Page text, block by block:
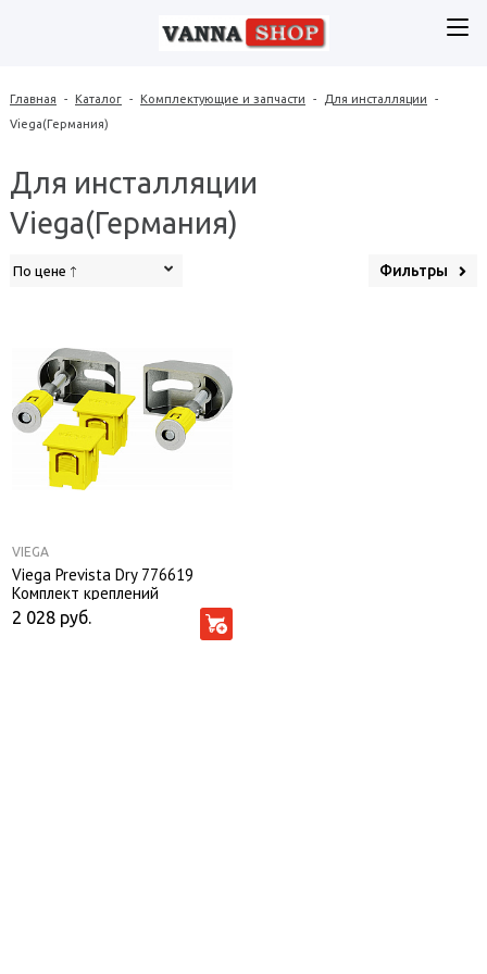
Главная - Каталог - Комплектующие и запчасти - Для инсталляции
-
Viega(Германия)
Для инсталляции
Viega(Германия)
По цене Фильтры
VIEGA
Viega Prevista Dry 776619
Комплект креплений
универсальный
2 028 руб.